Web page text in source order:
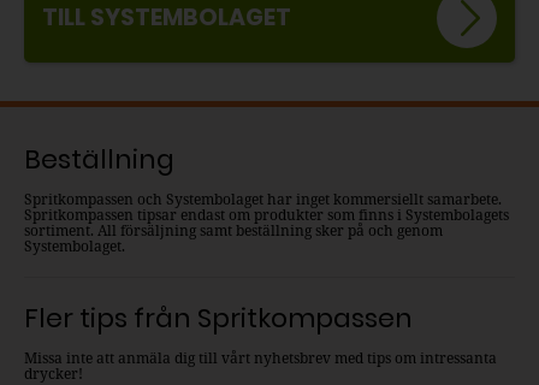
TILL SYSTEMBOLAGET
Beställning
Spritkompassen och Systembolaget har inget kommersiellt samarbete.
Spritkompassen tipsar endast om produkter som finns i Systembolagets
sortiment. All försäljning samt beställning sker på och genom
Systembolaget.
Fler tips från Spritkompassen
Missa inte att anmäla dig till vårt nyhetsbrev med tips om intressanta
drycker!